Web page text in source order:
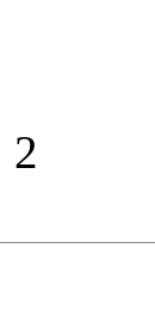
2